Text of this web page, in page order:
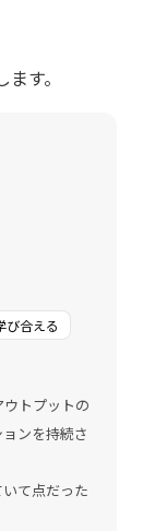
す。
び合える
トプットの
ンを持続さ
て点だった